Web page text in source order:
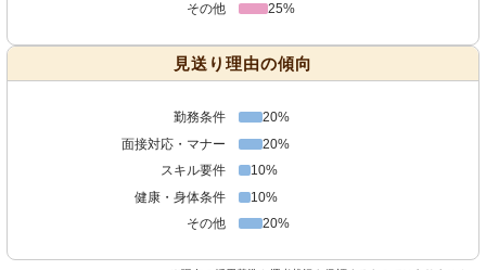
その他
25%
見送り理由の傾向
勤務条件
20%
面接対応・マナー
20%
スキル要件
10%
健康・身体条件
10%
その他
20%